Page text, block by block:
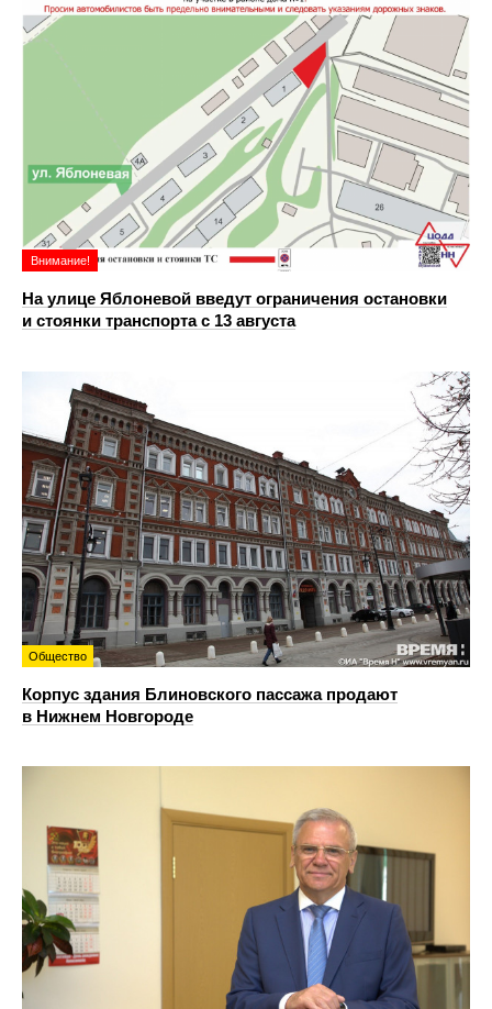
Внимание!
На улице Яблоневой введут ограничения остановки
и стоянки транспорта с 13 августа
Общество
Корпус здания Блиновского пассажа продают
в Нижнем Новгороде